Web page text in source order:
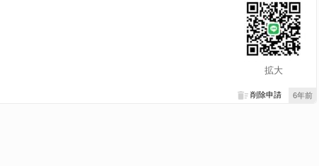
拡大
6年前
削除申請